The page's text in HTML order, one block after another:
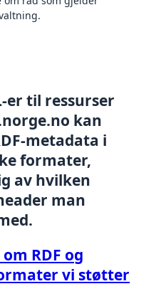
er til ressurser
kan
metadata i
formater,
av hvilken
man
RDF og
vi støtter